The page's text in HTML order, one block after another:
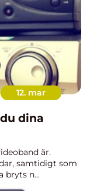
12. mar
är.
samtidigt som
bryts n...